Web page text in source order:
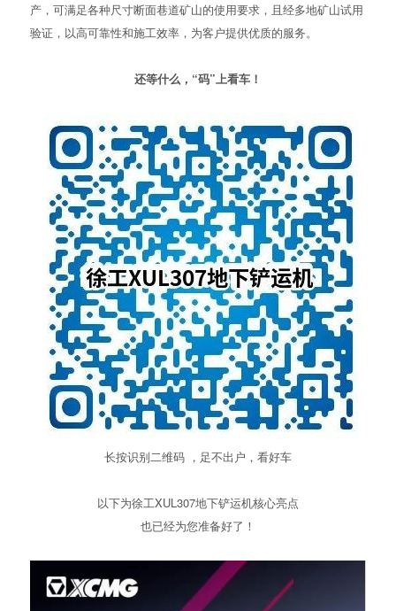
产，可满足各种尺寸断面巷道矿山的使用要求，且经多地矿山试用
验证，以高可靠性和施工效率，为客户提供优质的服务。
还等什么，“码”上看车！
长按识别二维码 ，足不出户，看好车
以下为徐工XUL307地下铲运机核心亮点
也已经为您准备好了！